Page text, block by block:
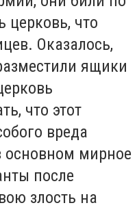
церковь, что
Оказалось,
ящики
что этот
вреда
основном мирное
после
злость на